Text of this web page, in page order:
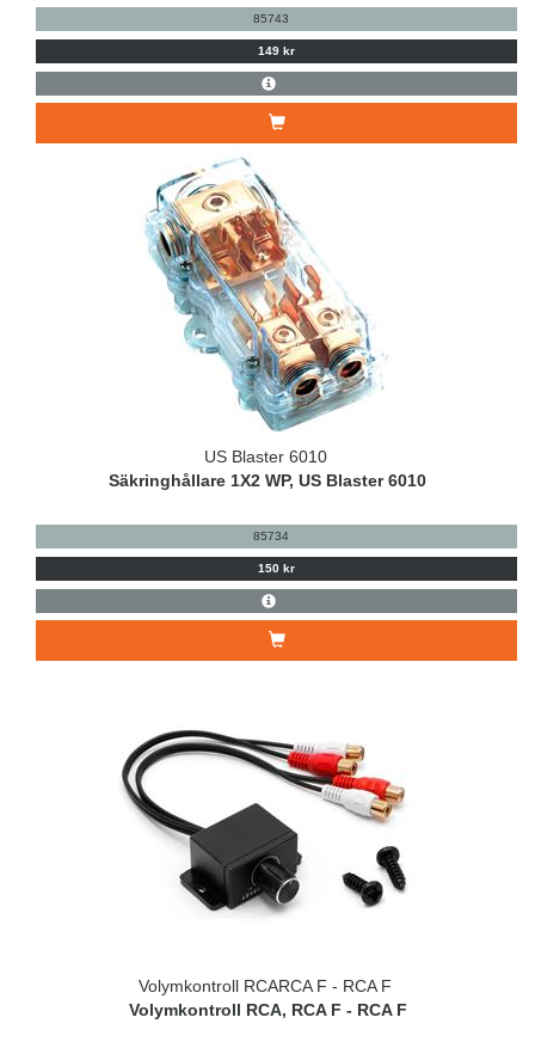
85743
149 kr
US Blaster 6010
Säkringhållare 1X2 WP, US Blaster 6010
85734
150 kr
Volymkontroll RCARCA F - RCA F
Volymkontroll RCA, RCA F - RCA F